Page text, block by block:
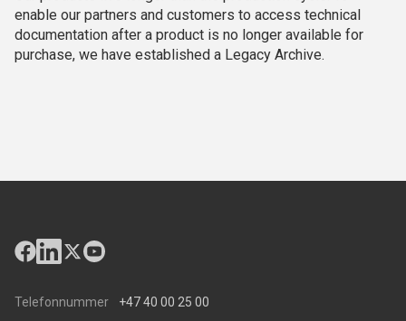
enable our partners and customers to access technical
documentation after a product is no longer available for
purchase, we have established a Legacy Archive.
Telefonnummer +47 40 00 25 00